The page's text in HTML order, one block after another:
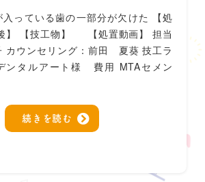
入っている歯の一部分が欠けた 【処
】 【技工物】 【処置動画】 担当
ウンセリング：前田 夏葵 技工ラ
ンタルアート様 費用 MTAセメン
続きを読む